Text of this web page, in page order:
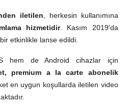
iletilen , herkesin kullanımına
hizmetidir. Kasım 2019'da
bir etkinlikle lanse edildi.
hem de Android cihazlar için
premium a la carte abonelik
en uygun koşullarda iletilen video